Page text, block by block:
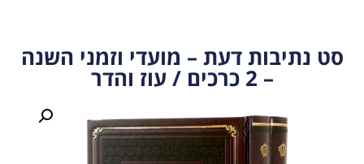
סט 5 מחזורים סקאי (21 ס"מ) ספרד
/ עוז והדר
סט נתיבות דעת – מועדי וזמני השנה
– 2 כרכים / עוז והדר